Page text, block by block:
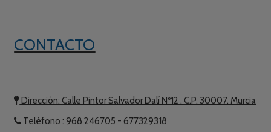
CONTACTO
 Dirección: Calle Pintor Salvador Dalí Nº12 . C.P. 30007. Murcia
 Teléfono : 968 246705 - 677329318